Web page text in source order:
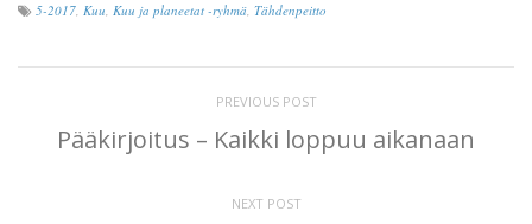
5-2017, Kuu, Kuu ja planeetat -ryhmä, Tähdenpeitto
PREVIOUS POST
Pääkirjoitus – Kaikki loppuu aikanaan
NEXT POST